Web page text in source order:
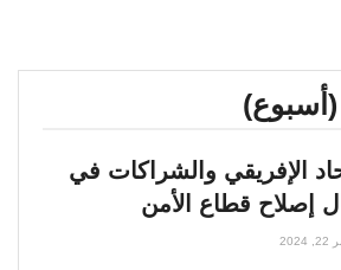
(أسبوع)
الإفريقي والشراكات في
إصلاح قطاع الأمن